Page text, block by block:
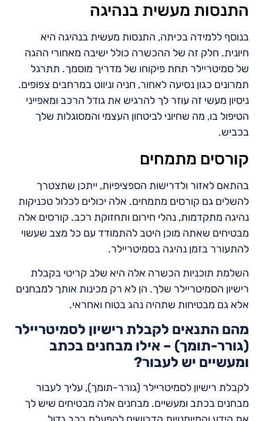
התנסות מעשית בנהיגה
בנוסף ללמידה בכיתה, התנסות מעשית בנהיגה היא
חיונית. חלק זה של ההכשרה כולל ישיבה מאחורי ההגה
של סמיטריילר תחת פיקוחו של מדריך מוסמך. תתרגל
תמרונים כגון נסיעה לאחור, חניה וניווט במרחבים צפופים.
ניסיון מעשי זה עוזר לך להרגיש את גודל הרכב ומאפייני
הטיפול בו, מה שחיוני לביטחון העצמי והמסוגלות שלך
בכביש.
קורסים מתמחים
בהתאם לאזור ולדרישות הספציפיות, ייתכן שתצטרך
להשלים גם קורסים מתמחים. אלה יכולים לכלול טכניקות
נהיגה מתקדמות, נהלי חירום ותחזוקת רכב. קורסים אלה
מבטיחים שאתה מוכן היטב להתמודד עם כל מצב שעשוי
להתעורר בזמן נהיגה בסמיטריילר.
השלמת תוכניות הכשרה אלה היא שלב קריטי בקבלת
רישיון הסמיטריילר שלך. הן לא רק מכינות אותך למבחנים
אלא גם מבטיחות שתהיה נהג בטוח ואחראי.
מהם התנאים לקבלת רישיון לסמיטריילר
(גורר-תומך) – אילו מבחנים בכתב
ומעשיים יש לעבור?
לקבלת רישיון לסמיטריילר (גורר-תומך), עליך לעבור
מבחנים בכתב ומעשיים. מבחנים אלה מבטיחים שיש לך